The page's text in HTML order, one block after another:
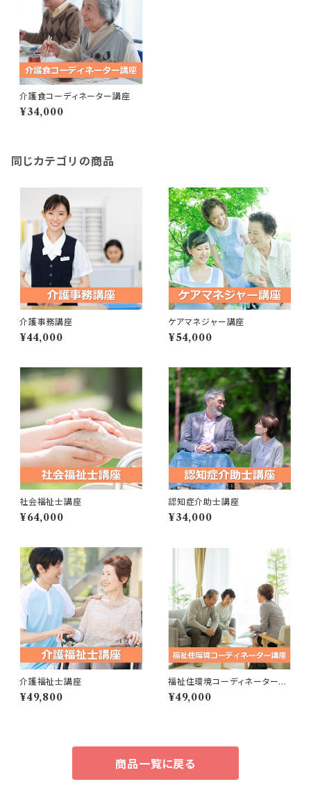
介護食コーディネーター講座
¥34,000
同じカテゴリの商品
介護事務講座
¥44,000
ケアマネジャー講座
¥54,000
社会福祉士講座
¥64,000
認知症介助士講座
¥34,000
介護福祉士講座
¥49,800
福祉住環境コーディネーター講
座
¥49,000
商品一覧に戻る